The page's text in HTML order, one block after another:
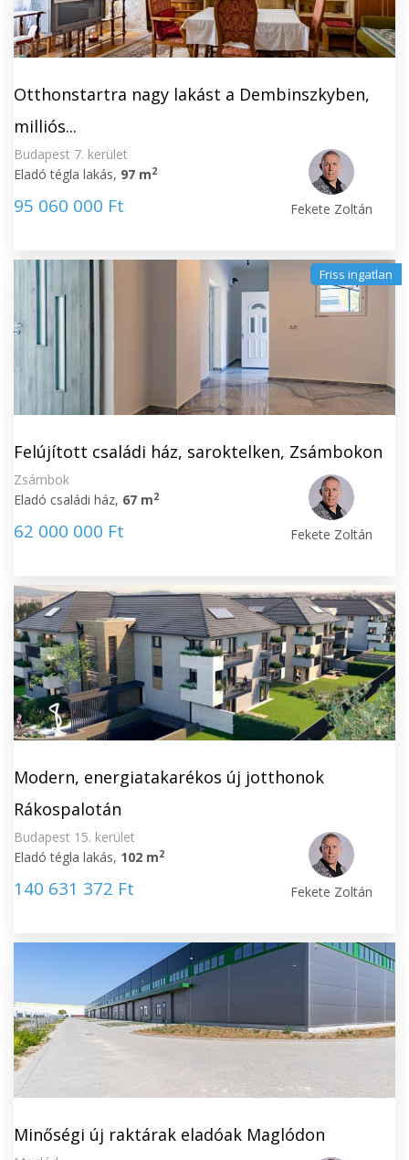
Otthonstartra nagy lakást a Dembinszkyben,
milliós...
Budapest 7. kerület
Eladó tégla lakás, 97 m2
95 060 000 Ft Fekete Zoltán
Friss ingatlan
Felújított családi ház, saroktelken, Zsámbokon
Zsámbok
Eladó családi ház, 67 m2
62 000 000 Ft Fekete Zoltán
Modern, energiatakarékos új jotthonok
Rákospalotán
Budapest 15. kerület
Eladó tégla lakás, 102 m2
140 631 372 Ft Fekete Zoltán
Minőségi új raktárak eladóak Maglódon